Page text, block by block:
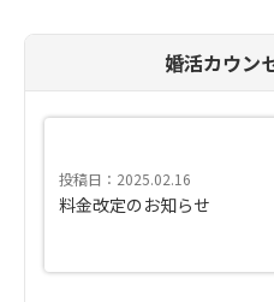
婚活カウン
投稿日：2025.02.16
料金改定のお知らせ